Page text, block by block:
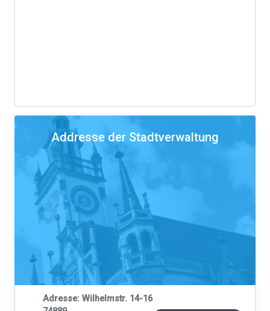
Addresse der Stadtverwaltung
Adresse: Wilhelmstr. 14-16